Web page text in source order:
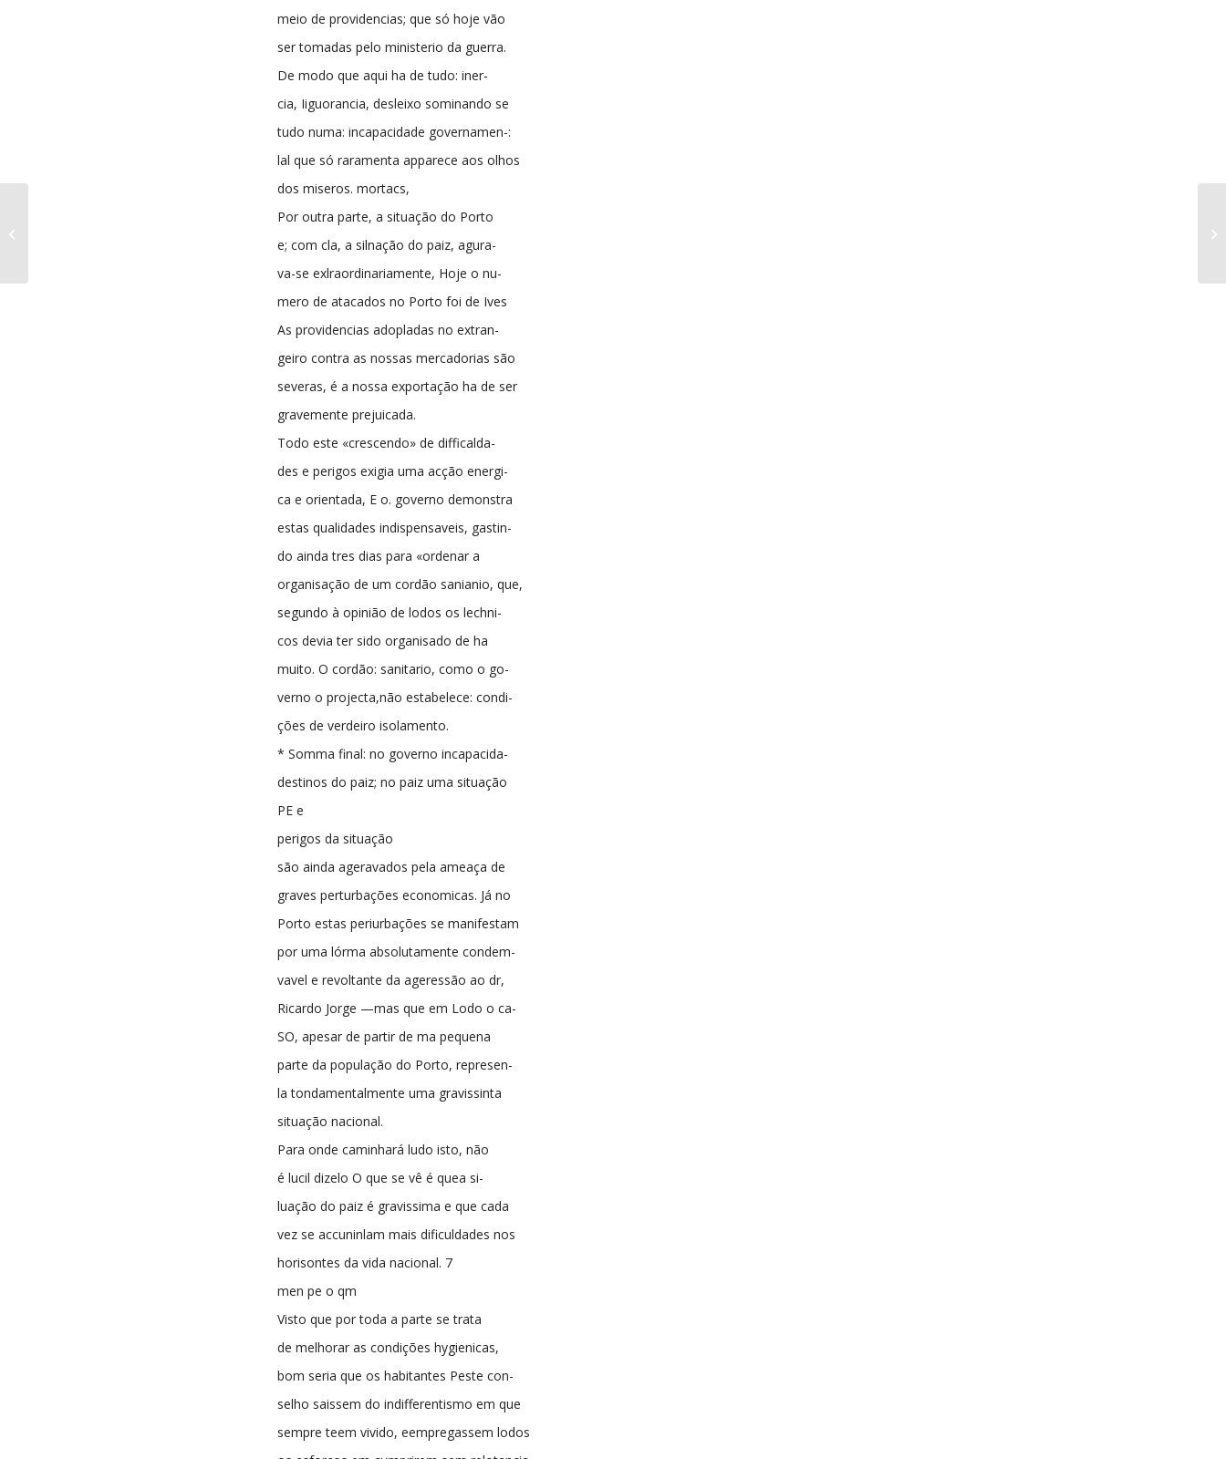
meio de providencias; que só hoje vão
ser tomadas pelo ministerio da guerra.
De modo que aqui ha de tudo: iner-
cia, Iiguorancia, desleixo sominando se
tudo numa: incapacidade governamen-:
lal que só raramenta apparece aos olhos
dos miseros. mortacs,
Por outra parte, a situação do Porto
e; com cla, a silnação do paiz, agura-
va-se exlraordinariamente, Hoje o nu-
mero de atacados no Porto foi de Ives
As providencias adopladas no extran-
geiro contra as nossas mercadorias são
severas, é a nossa exportação ha de ser
gravemente prejuicada.
Todo este «crescendo» de difficalda-
des e perigos exigia uma acção energi-
ca e orientada, E o. governo demonstra
estas qualidades indispensaveis, gastin-
do ainda tres dias para «ordenar a
organisação de um cordão sanianio, que,
segundo à opinião de lodos os lechni-
cos devia ter sido organisado de ha
muito. O cordão: sanitario, como o go-
verno o projecta,não estabelece: condi-
ções de verdeiro isolamento.
* Somma final: no governo incapacida-
destinos do paiz; no paiz uma situação
PE e
perigos da situação
são ainda ageravados pela ameaça de
graves perturbações economicas. Já no
Porto estas periurbações se manifestam
por uma lórma absolutamente condem-
vavel e revoltante da ageressão ao dr,
Ricardo Jorge —mas que em Lodo o ca-
SO, apesar de partir de ma pequena
parte da população do Porto, represen-
la tondamentalmente uma gravissinta
situação nacional.
Para onde caminhará ludo isto, não
é lucil dizelo O que se vê é quea si-
luação do paiz é gravissima e que cada
vez se accuninlam mais dificuldades nos
horisontes da vida nacional. 7
men pe o qm
Visto que por toda a parte se trata
de melhorar as condições hygienicas,
bom seria que os habitantes Peste con-
selho saissem do indifferentismo em que
sempre teem vivido, eempregassem lodos